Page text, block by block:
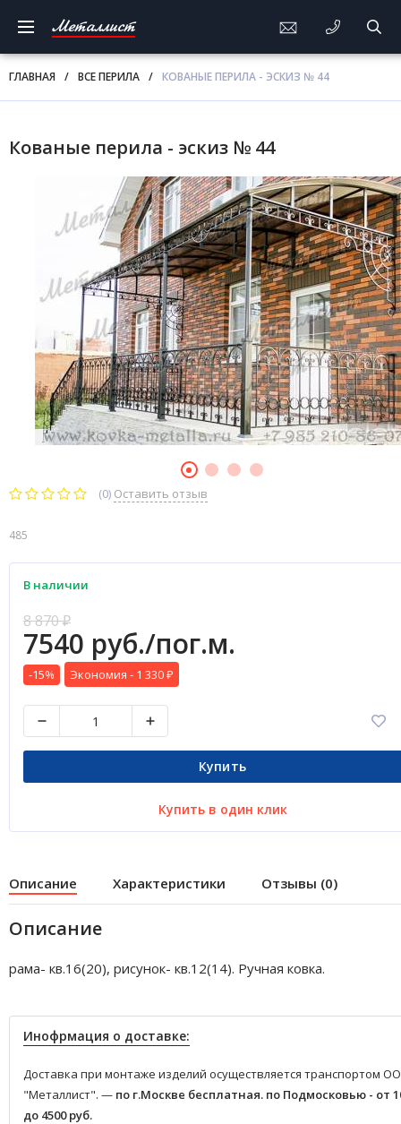
Металлист
ГЛАВНАЯ / ВСЕ ПЕРИЛА / КОВАНЫЕ ПЕРИЛА - ЭСКИЗ № 44
Кованые перила - эскиз № 44
(0) Оставить отзыв
485
В наличии
8 870₽
7540 руб./пог.м.
-15% Экономия - 1 330 ₽
Купить
Купить в один клик
Описание Характеристики Отзывы (0)
Описание
рама- кв.16(20), рисунок- кв.12(14). Ручная ковка.
Инофрмация о доставке:
Доставка при монтаже изделий осуществляется транспортом
"Металлист". — по г.Москве бесплатная. по Подмосковью - от
до 4500 руб.